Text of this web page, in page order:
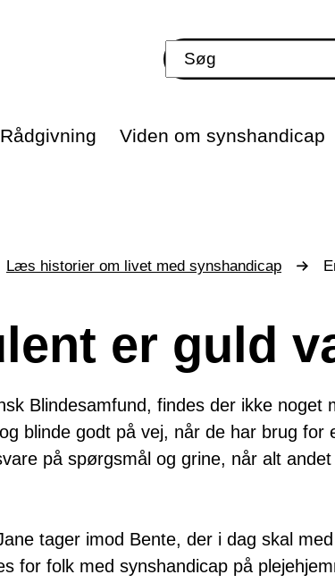
Rådgivning Viden om synshandicap
Læs historier om livet med synshandicap
er guld
Blindesamfund, findes der ikke noget
blinde godt på vej, når de har brug for
på spørgsmål og grine, når alt
tager imod Bente, der i dag skal
for folk med synshandicap på